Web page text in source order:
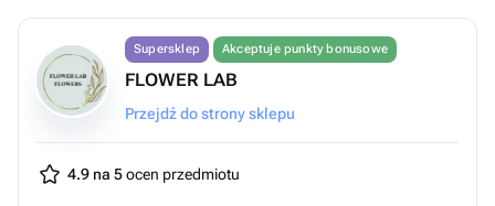
Supersklep Akceptuje punkty bonusowe
FLOWER LAB
Przejdź do strony sklepu
4.9 na 5ocen przedmiotu